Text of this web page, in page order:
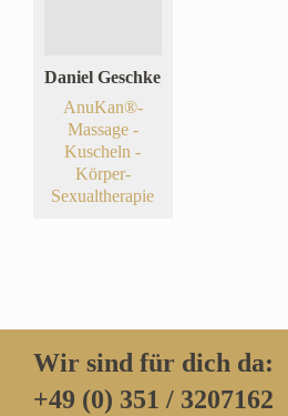
Daniel Geschke
AnuKan®-
Massage -
Kuscheln -
Körper-
Sexualtherapie
Wir sind für dich da:
+49 (0) 351 / 3207162‬